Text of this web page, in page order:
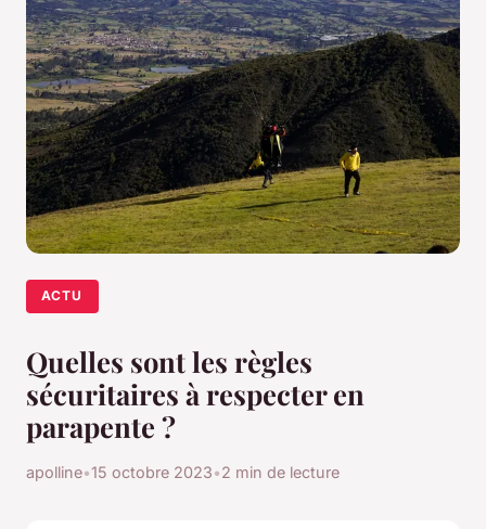
ACTU
Quelles sont les règles
sécuritaires à respecter en
parapente ?
apolline•15 octobre 2023•2 min de lecture